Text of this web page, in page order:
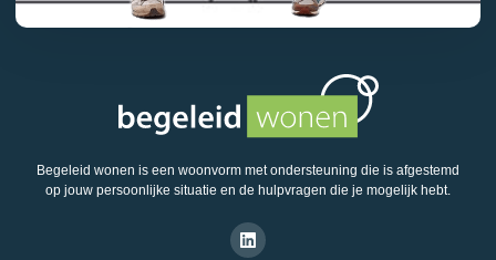
Begeleid wonen is een woonvorm met ondersteuning die is afgestemd
op jouw persoonlijke situatie en de hulpvragen die je mogelijk hebt.